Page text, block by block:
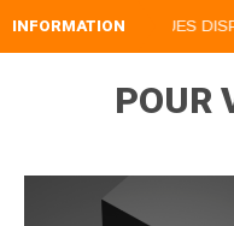
INFORMATION
LIVRES NUMERIQUES
POUR